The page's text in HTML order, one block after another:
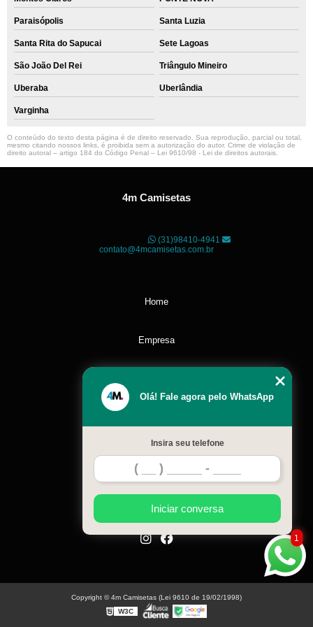
Paraisópolis Santa Luzia
Santa Rita do Sapucai Sete Lagoas
São João Del Rei Triângulo Mineiro
Uberaba Uberlândia
Varginha
O conteúdo do texto desta página é de direito reservado. Sua reprodução, parcial ou total,
mesmo citando nossos links, é proibida sem a autorização do autor. Crime de violação de
direito autoral – artigo 184 do Código Penal – Lei 9610/98 - Lei de direitos autorais
4m Camisetas
(31)98410-4941
contato@4mcamisetas.com.br
Home
Empresa
Contato
Mapa do site
1
Olá! Fale agora pelo WhatsApp
Insira seu telefone
Iniciar conversa
Copyright © 4m Camisetas (Lei 9610 de 19/02/1998)
W3C